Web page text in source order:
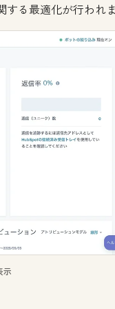
する最適化が行われ
示